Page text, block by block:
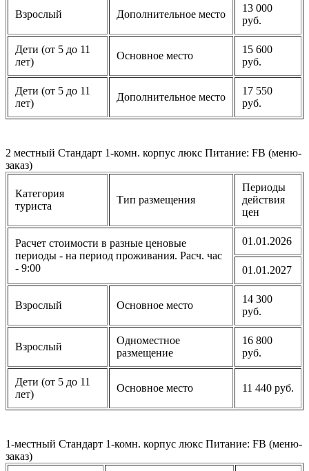
Взрослый Дополнительное место
13 000
руб.
Дети (от 5 до 11
лет)
Основное место
15 600
руб.
Дети (от 5 до 11
лет)
Дополнительное место
17 550
руб.
2 местный Стандарт 1-комн. корпус люкс Питание: FB (меню-
заказ)
Категория
туриста
Тип размещения
Периоды
действия
цен
Расчет стоимости в разные ценовые
периоды - на период проживания. Расч. час
- 9:00
01.01.2026
01.01.2027
Взрослый Основное место
14 300
руб.
Взрослый
Одноместное
размещение
16 800
руб.
Дети (от 5 до 11
лет)
Основное место 11 440 руб.
1-местный Стандарт 1-комн. корпус люкс Питание: FB (меню-
заказ)